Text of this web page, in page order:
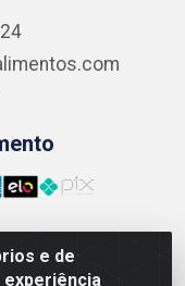
e de
ALIMENTICIOS